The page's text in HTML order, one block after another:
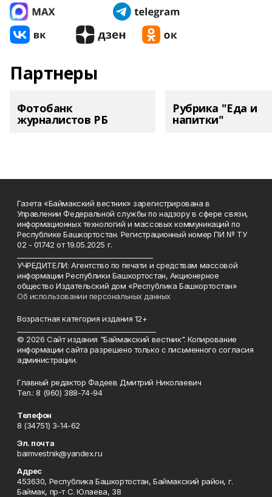
Партнеры
Фотобанк
журналистов РБ
Рубрика "Еда и
напитки"
Газета «Баймакский вестник» зарегистрирована в
Управлении Федеральной службы по надзору в сфере связи,
информационных технологий и массовых коммуникаций по
Республике Башкортостан. Регистрационный номер ПИ № ТУ
02 - 01742 от 19.05.2025 г.
УЧРЕДИТЕЛИ: Агентство по печати и средствам массовой
информации Республики Башкортостан, Акционерное
общество Издательский дом «Республика Башкортостан»
Об использовании персональных данных
Возрастная категория издания 12+
© 2026 Сайт издания "Баймакский вестник". Копирование
информации сайта разрешено только с письменного согласия
администрации.
Главный редактор Фадеев Дмитрий Николаевич
Тел.: 8 (960) 388-74-94
Телефон
8 (34751) 3-14-62
Эл. почта
baimvestnik@yandex.ru
Адрес
453630, Республика Башкортостан, Баймакский район, г.
Баймак, пр-т С. Юлаева, 38